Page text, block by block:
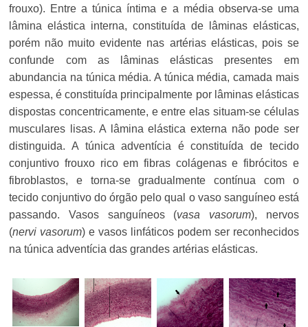
frouxo). Entre a túnica íntima e a média observa-se uma
lâmina elástica interna, constituída de lâminas elásticas,
porém não muito evidente nas artérias elásticas, pois se
confunde com as lâminas elásticas presentes em
abundancia na túnica média. A túnica média, camada mais
espessa, é constituída principalmente por lâminas elásticas
dispostas concentricamente, e entre elas situam-se células
musculares lisas. A lâmina elástica externa não pode ser
distinguida. A túnica adventícia é constituída de tecido
conjuntivo frouxo rico em fibras colágenas e fibrócitos e
fibroblastos, e torna-se gradualmente contínua com o
tecido conjuntivo do órgão pelo qual o vaso sanguíneo está
passando. Vasos sanguíneos (vasa vasorum), nervos
(nervi vasorum) e vasos linfáticos podem ser reconhecidos
na túnica adventícia das grandes artérias elásticas.